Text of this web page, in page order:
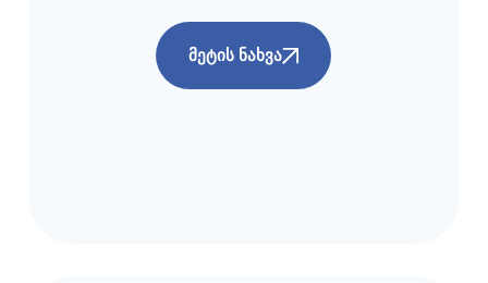
ᲛᲔᲢᲘᲡ ᲜᲐᲮᲕᲐ